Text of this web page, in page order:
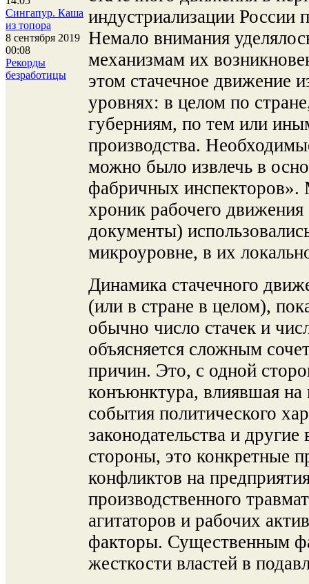
Сингапур. Каша
из топора
8 сентября 2019
00:08
Рекорды
безработицы
индустриализации России
Немало внимания
механизмам их
этом стачечное движение
уровнях: в целом по
губерниям, по тем или
производства.
можно было извлечь в
фабричных
хроник рабочего
документы)
микроуровне, в их
Динамика стачечного
(или в стране в целом),
обычно число стачек и
объясняется сложным
причин. Это, с одной
конъюнктура, влиявшая на
события политического
законодательства и
стороны, это конкретные
конфликтов на
производственного
агитаторов и рабочих
факторы. Существенным
жесткости властей в